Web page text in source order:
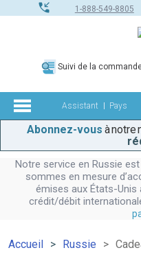
1-888-549-8805
Suivi de la
Assistant Pays
Abonnez-vous à notre
Notre service en Russie
sommes en mesure
émises aux États-
crédit/débit
Accueil Russie